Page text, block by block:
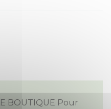
BOUTIQUE Pour